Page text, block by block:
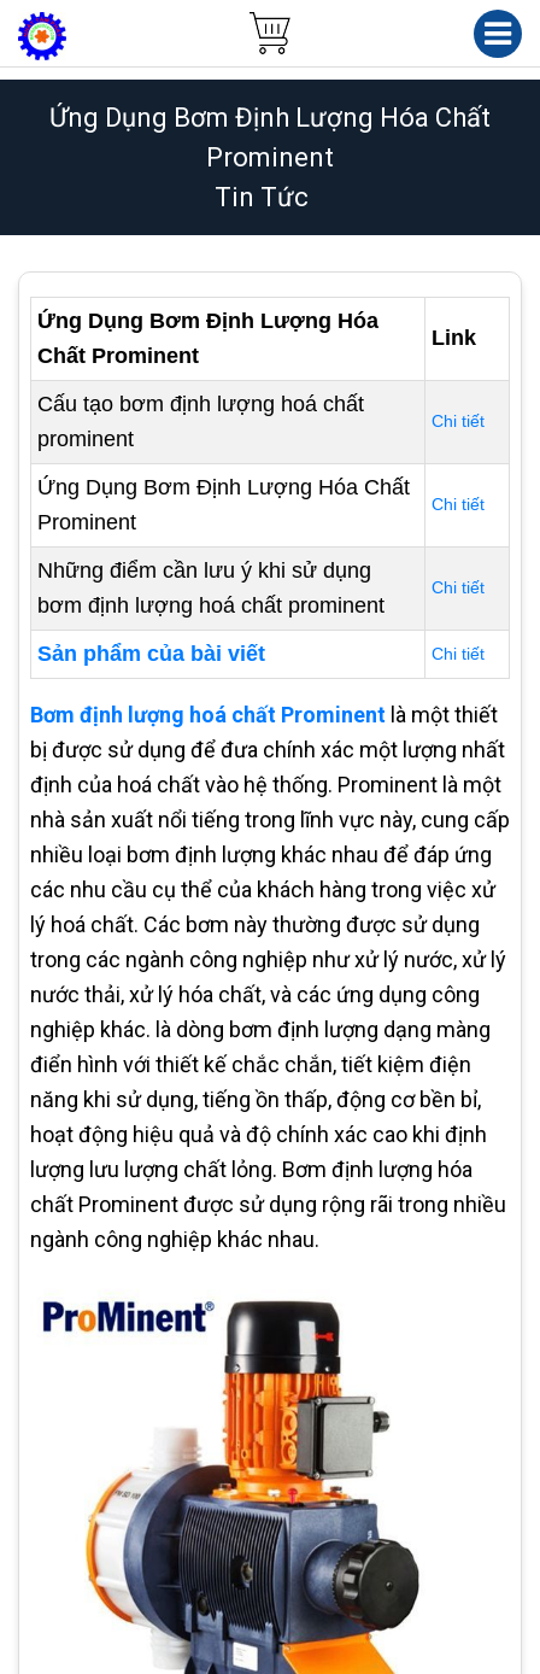
Ứng Dụng Bơm Định Lượng Hóa Chất
Prominent
Tin Tức
Ứng Dụng Bơm Định Lượng Hóa
Chất Prominent
Link
Cấu tạo bơm định lượng hoá chất
prominent
Chi tiết
Ứng Dụng Bơm Định Lượng Hóa Chất
Prominent
Chi tiết
Những điểm cần lưu ý khi sử dụng
bơm định lượng hoá chất prominent
Chi tiết
Sản phẩm của bài viết Chi tiết
Bơm định lượng hoá chất Prominent là một thiết
bị được sử dụng để đưa chính xác một lượng nhất
định của hoá chất vào hệ thống. Prominent là một
nhà sản xuất nổi tiếng trong lĩnh vực này, cung cấp
nhiều loại bơm định lượng khác nhau để đáp ứng
các nhu cầu cụ thể của khách hàng trong việc xử
lý hoá chất. Các bơm này thường được sử dụng
trong các ngành công nghiệp như xử lý nước, xử lý
nước thải, xử lý hóa chất, và các ứng dụng công
nghiệp khác. là dòng bơm định lượng dạng màng
điển hình với thiết kế chắc chắn, tiết kiệm điện
năng khi sử dụng, tiếng ồn thấp, động cơ bền bỉ,
hoạt động hiệu quả và độ chính xác cao khi định
lượng lưu lượng chất lỏng. Bơm định lượng hóa
chất Prominent được sử dụng rộng rãi trong nhiều
ngành công nghiệp khác nhau.